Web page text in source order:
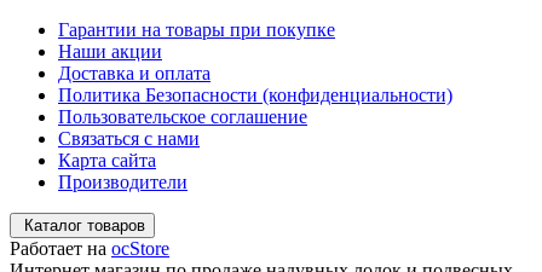
Гарантии на товары при покупке
Наши акции
Доставка и оплата
Политика Безопасности (конфиденциальности)
Пользовательское соглашение
Связаться с нами
Карта сайта
Производители
Каталог товаров
Работает на ocStore